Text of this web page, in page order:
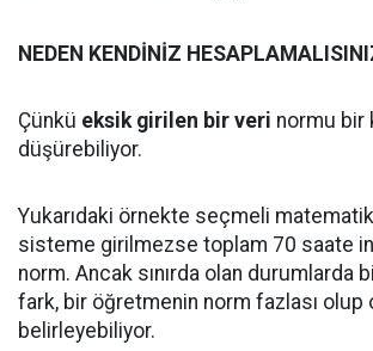
NEDEN KENDİNİZ
Çünkü eksik girilen bir veri normu bir
düşürebiliyor.
Yukarıdaki örnekte seçmeli
sisteme girilmezse toplam 70 saate
norm. Ancak sınırda olan durumlarda
fark, bir öğretmenin norm fazlası olup
belirleyebiliyor.